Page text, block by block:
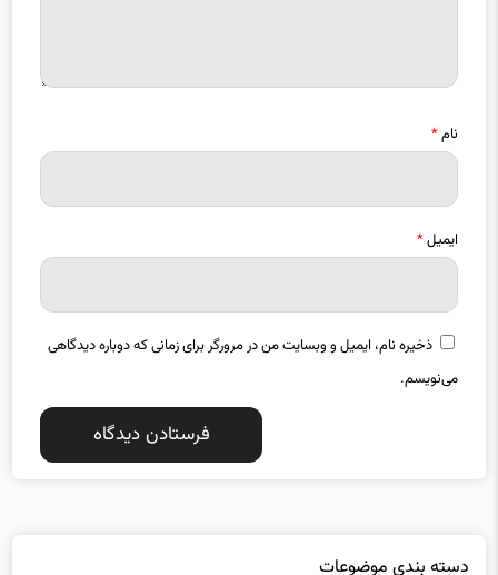
نام*
ایمیل*
ذخیره نام، ایمیل و وبسایت من در مرورگر برای زمانی که دوباره دیدگاهی
می‌نویسم.
دسته بندی موضوعات